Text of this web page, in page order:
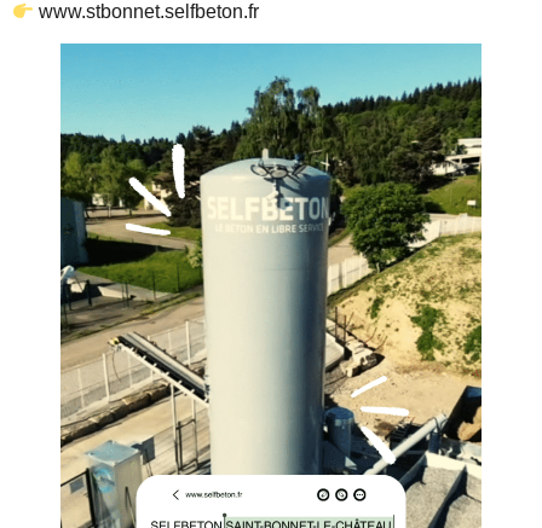
www.stbonnet.selfbeton.fr